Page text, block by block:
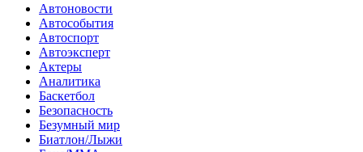
Автоновости
Автособытия
Автоспорт
Автоэксперт
Актеры
Аналитика
Баскетбол
Безопасность
Безумный мир
Биатлон/Лыжи